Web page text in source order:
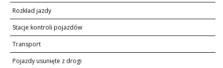
Rozkład jazdy
Stacje kontroli pojazdów
Transport
Pojazdy usunięte z drogi